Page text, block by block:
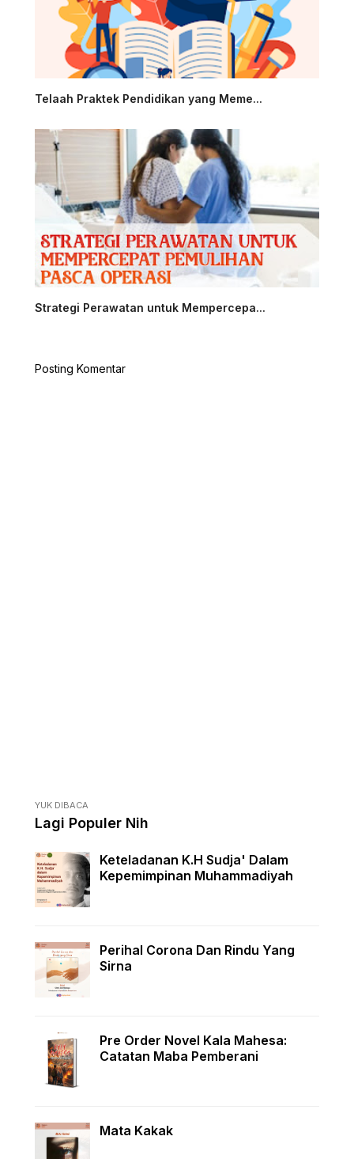
Telaah Praktek Pendidikan yang Meme...
Strategi Perawatan untuk Mempercepa...
Posting Komentar
YUK DIBACA
Lagi Populer Nih
Keteladanan K.H Sudja' Dalam
Kepemimpinan Muhammadiyah
Perihal Corona Dan Rindu Yang
Sirna
Pre Order Novel Kala Mahesa:
Catatan Maba Pemberani
Mata Kakak